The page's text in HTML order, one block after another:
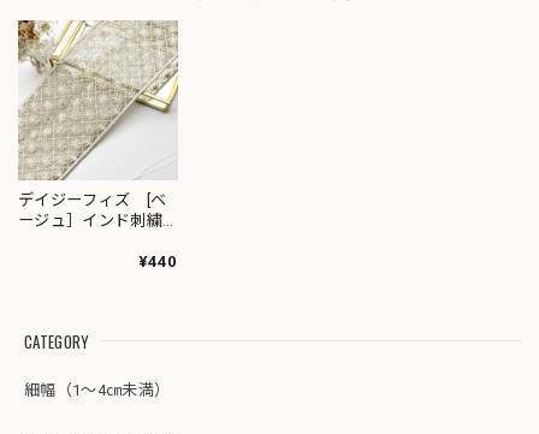
デイジーフィズ [ベ
ージュ］インド刺繍
¥440
CATEGORY
細幅（1～4㎝未満）